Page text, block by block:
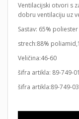
Ventilacijski otvori s
dobru ventilaciju uz
Sastav: 65%
strech:88%
Veličina:46-60
šifra artikla: 89-749-
šifra artikla:89-749-